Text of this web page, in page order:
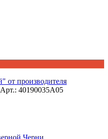
Арт.: 40190035А05